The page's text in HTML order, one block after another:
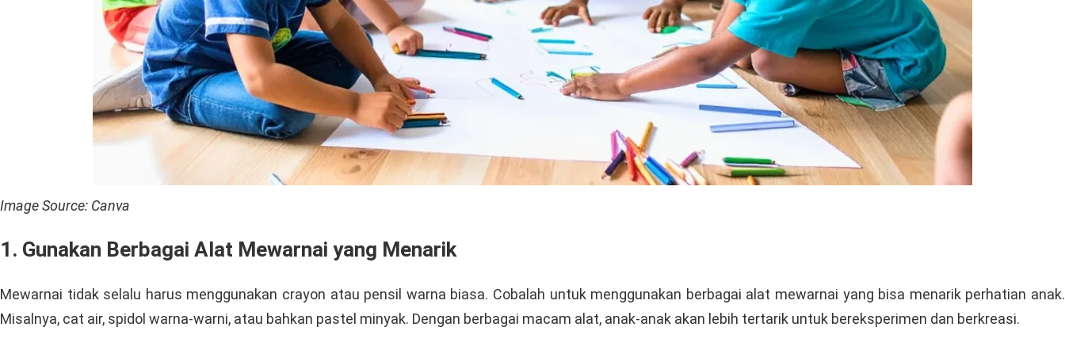
Image Source: Canva
1. Gunakan Berbagai Alat Mewarnai yang Menarik
Mewarnai tidak selalu harus menggunakan crayon atau pensil warna biasa. Cobalah untuk menggunakan berbagai alat mewarnai yang bisa menarik perhatian anak.
Misalnya, cat air, spidol warna-warni, atau bahkan pastel minyak. Dengan berbagai macam alat, anak-anak akan lebih tertarik untuk bereksperimen dan berkreasi.